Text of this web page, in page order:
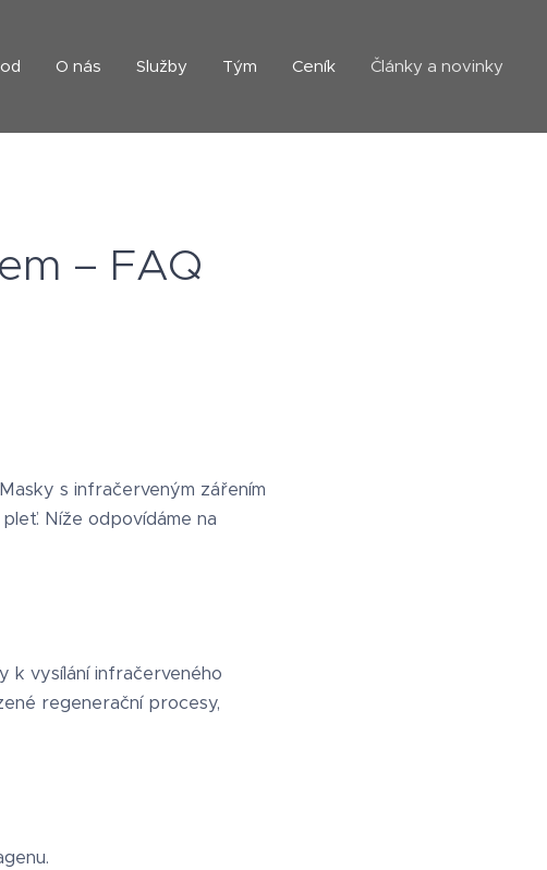
O nás Služby Tým Ceník Články a novinky
– FAQ
s infračerveným zářením
Níže odpovídáme na
k vysílání infračerveného
regenerační procesy,